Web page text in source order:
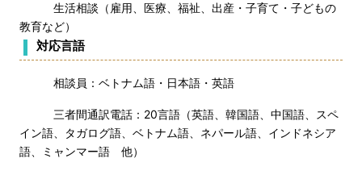
生活相談（雇用、医療、福祉、出産・子育て・子どもの
教育など）
対応言語
相談員：ベトナム語・日本語・英語
三者間通訳電話：20言語（英語、韓国語、中国語、スペ
イン語、タガログ語、ベトナム語、ネパール語、インドネシア
語、ミャンマー語 他）